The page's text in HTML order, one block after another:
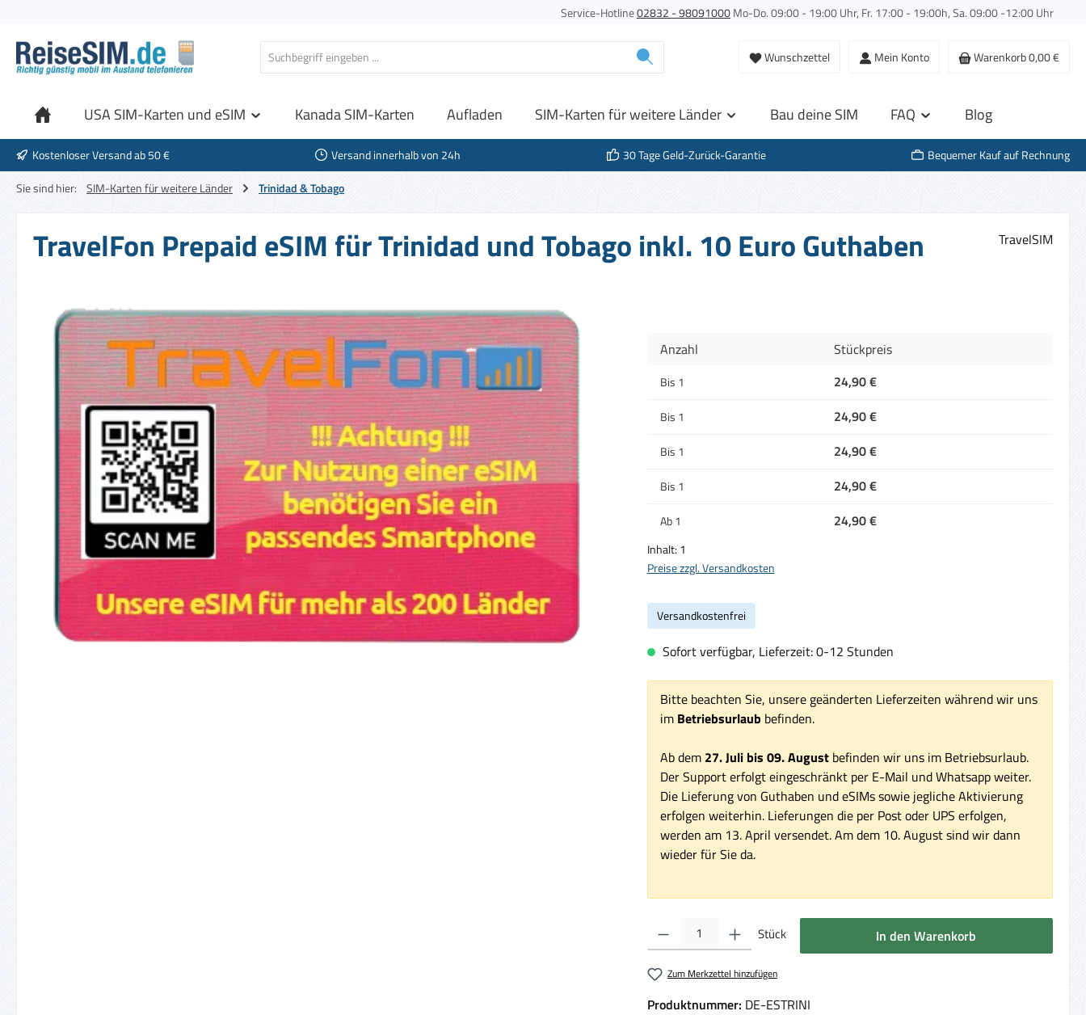
Service-Hotline02832 - 98091000Mo-Do. 09:00 - 19:00 Uhr, Fr. 17:00 - 19:00h, Sa. 09:00 -12:00 Uhr
Wunschzettel Mein Konto Warenkorb0,00 €
USA SIM-Karten und eSIM Kanada SIM-Karten Aufladen SIM-Karten für weitere Länder Bau deine SIM FAQ Blog
Kostenloser Versand ab 50 € Versand innerhalb von 24h 30 Tage Geld-Zurück-Garantie
Bequemer Kauf auf Rechnung
Sie sind hier:
SIM-Karten für weitere Länder Trinidad & Tobago
TravelFon Prepaid eSIM für Trinidad und Tobago inkl. 10 Euro Guthaben TravelSIM
Bildergalerie überspringen
Anzahl
Stückpreis
Bis 1 24,90 €
Bis 1 24,90 €
Bis 1 24,90 €
Bis 1 24,90 €
Ab1 24,90 €
Inhalt: 1
Preise zzgl. Versandkosten
Versandkostenfrei
Sofort verfügbar, Lieferzeit: 0-12 Stunden
Bitte beachten Sie, unsere geänderten Lieferzeiten während wir uns
im Betriebsurlaub befinden.
Ab dem 27. Juli bis 09. Augustbefinden wir uns im Betriebsurlaub.
Der Support erfolgt eingeschränkt per E-Mail und Whatsapp weiter.
Die Lieferung von Guthaben und eSIMs sowie jegliche Aktivierung
erfolgen weiterhin. Lieferungen die per Post oder UPS erfolgen,
werden am 13. April versendet. Am dem 10. August sind wir dann
wieder für Sie da.
Produkt Anzahl: Gib den gewünschten Wert ein oder benutze die Schaltflächen um die
Stück In den Warenkorb
Zum Merkzettel hinzufügen
Produktnummer: DE-ESTRINI